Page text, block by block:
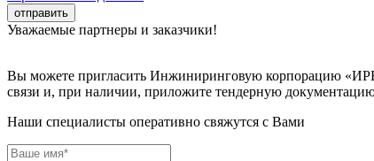
Уважаемые партнеры и заказчики!
Вы можете пригласить Инжиниринговую корпорацию
связи и, при наличии, приложите тендерную
Наши специалисты оперативно свяжутся с Вами